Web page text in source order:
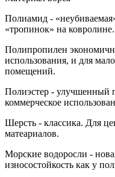
Полиамид -
«тропинок» на ковролине.
Полипропилен
использования, и для
помещений.
Полиэстер - улучшенный
коммерческое
Шерсть - классика. Для
матеариалов.
Морские водоросли -
износостойкость как у